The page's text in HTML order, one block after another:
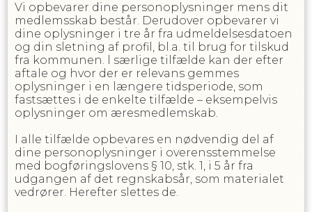
Vi opbevarer dine personoplysninger mens dit
medlemsskab består. Derudover opbevarer vi
dine oplysninger i tre år fra udmeldelsesdatoen
og din sletning af profil, bl.a. til brug for tilskud
fra kommunen. l særlige tilfælde kan der efter
aftale og hvor der er relevans gemmes
oplysninger i en længere tidsperiode, som
fastsættes i de enkelte tilfælde – eksempelvis
oplysninger om æresmedlemskab.
I alle tilfælde opbevares en nødvendig del af
dine personoplysninger i overensstemmelse
med bogføringslovens § 10, stk. 1, i 5 år fra
udgangen af det regnskabsår, som materialet
vedrører. Herefter slettes de.